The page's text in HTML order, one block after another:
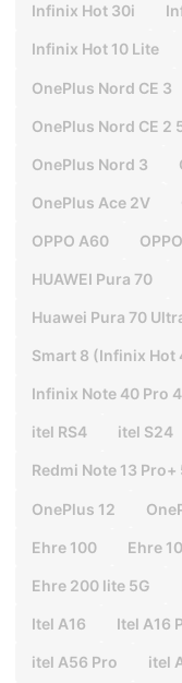
Infinix Hot 30i
Infinix Hot 10 Lite
OnePlus Nord CE 3
OnePlus Nord CE 2
OnePlus Nord 3
OnePlus Ace 2V
OPPO A60
HUAWEI Pura 70
Huawei Pura 70
Smart 8 (Infinix Hot
Infinix Note 40 Pro
itel RS4 itel S24
Redmi Note 13 Pro+
OnePlus 12
Ehre 100 Ehre
Ehre 200 lite 5G
Itel A16 Itel A16
itel A56 Pro itel